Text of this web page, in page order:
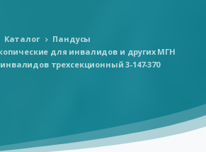
Каталог
Пандусы
для инвалидов и других МГН
трехсекционный 3-147-370